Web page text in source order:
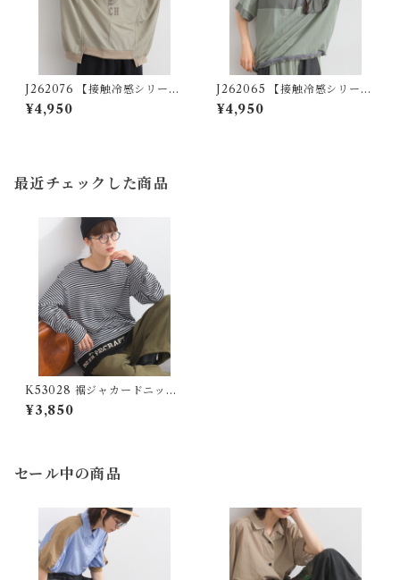
J262076 【接触冷感シリー
ズ】リメイク風ドルマンハー
フZIPプリントプルオーバー /
¥4,950
J262065 【接触冷感シリー
ズ】異素材切替リメイク風プ
ルオーバー / Cool-Touch Mi
¥4,950
最近チェックした商品
K53028 裾ジャカードニット
切り替え30/-フライス長袖T
シャツ / Hem Jacquard Knit
¥3,850
セール中の商品